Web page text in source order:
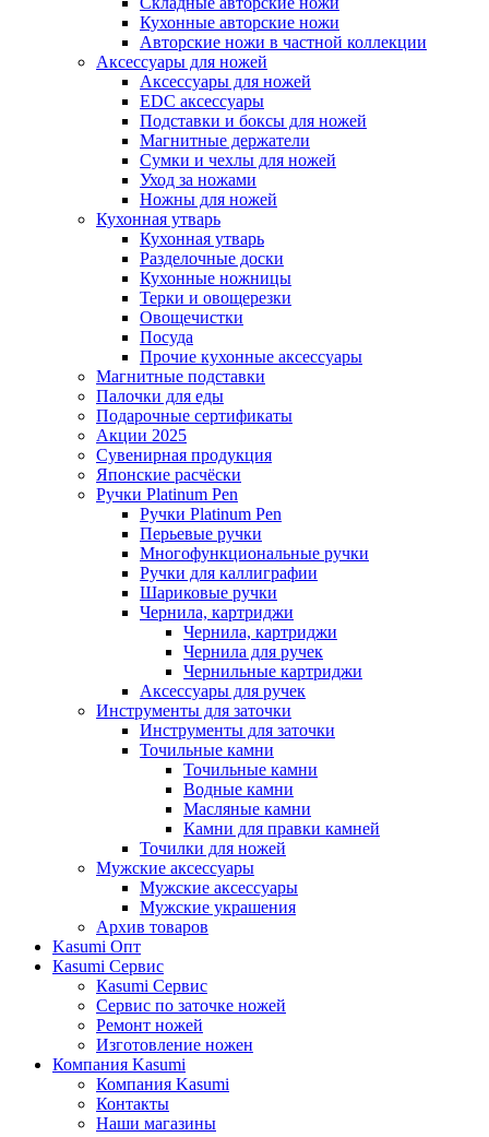
Кухонные авторские ножи
Авторские ножи в частной коллекции
Аксессуары для ножей
Аксессуары для ножей
EDC аксессуары
Подставки и боксы для ножей
Магнитные держатели
Сумки и чехлы для ножей
Уход за ножами
Ножны для ножей
Кухонная утварь
Кухонная утварь
Разделочные доски
Кухонные ножницы
Терки и овощерезки
Овощечистки
Посуда
Прочие кухонные аксессуары
Магнитные подставки
Палочки для еды
Подарочные сертификаты
Акции 2025
Сувенирная продукция
Японские расчёски
Ручки Platinum Pen
Ручки Platinum Pen
Перьевые ручки
Многофункциональные ручки
Ручки для каллиграфии
Шариковые ручки
Чернила, картриджи
Чернила, картриджи
Чернила для ручек
Чернильные картриджи
Аксессуары для ручек
Инструменты для заточки
Инструменты для заточки
Точильные камни
Точильные камни
Водные камни
Масляные камни
Камни для правки камней
Точилки для ножей
Мужские аксессуары
Мужские аксессуары
Мужские украшения
Архив товаров
Kasumi Опт
Кasumi Сервис
Кasumi Сервис
Сервис по заточке ножей
Ремонт ножей
Изготовление ножен
Компания Kasumi
Компания Kasumi
Контакты
Наши магазины